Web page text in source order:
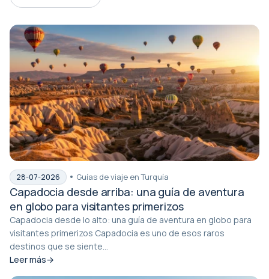
28-07-2026 Guías de viaje en Turquía
Capadocia desde arriba: una guía de aventura
en globo para visitantes primerizos
Capadocia desde lo alto: una guía de aventura en globo para
visitantes primerizos Capadocia es uno de esos raros
destinos que se siente...
Leer más